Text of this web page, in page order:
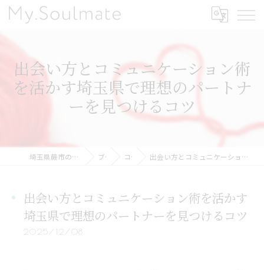
出会い方とコミュニケーション術
を活かす埼玉県で理想のパートナ
ーを見つけるコツ
埼玉県蕨市の結婚相談所ならMy.Soulmate ブログ コラム 出会い方とコミュニケーション術を活かす埼玉県で理想のパートナーを見つけるコツ
出会い方とコミュニケーション術を活かす
埼玉県で理想のパートナーを見つけるコツ
2025/12/08